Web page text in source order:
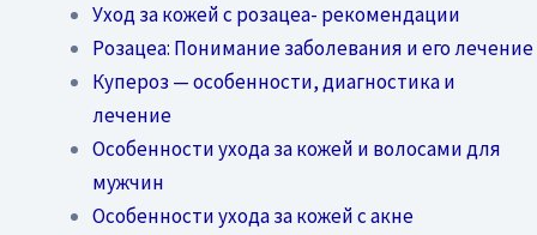
Уход за кожей с розацеа- рекомендации
Розацеа: Понимание заболевания и его лечение
Купероз — особенности, диагностика и
лечение
Особенности ухода за кожей и волосами для
мужчин
Особенности ухода за кожей с акне